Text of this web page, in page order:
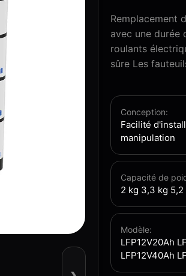
Remplacement
avec une durée
roulants
sûre Les
Conception:
Facilité
manipulation
Capacité de
2 kg 3,3 kg 5,2
Modèle:
LFP12V20Ah
LFP12V40Ah